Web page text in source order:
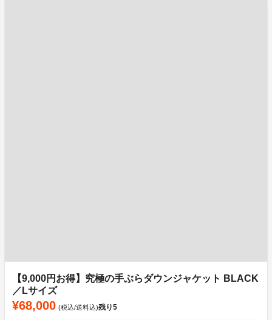
【9,000円お得】究極の手ぶらダウンジャケット BLACK
／Lサイズ
¥68,000 (税込/送料込)残り5